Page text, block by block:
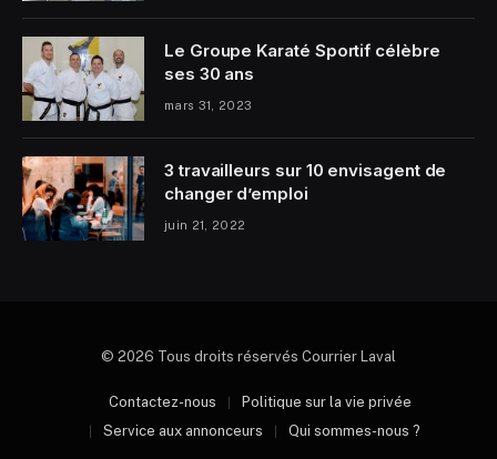
Le Groupe Karaté Sportif célèbre
ses 30 ans
mars 31, 2023
3 travailleurs sur 10 envisagent de
changer d’emploi
juin 21, 2022
© 2026 Tous droits réservés Courrier Laval
Contactez-nous
Politique sur la vie privée
Service aux annonceurs
Qui sommes-nous ?